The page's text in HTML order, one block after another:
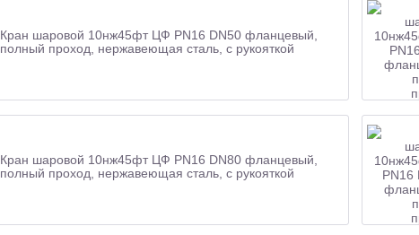
Кран шаровой 10нж45фт ЦФ PN16 DN50 фланцевый,
полный проход, нержавеющая сталь, с рукояткой
Кран шаровой 10нж45фт ЦФ PN16 DN80 фланцевый,
полный проход, нержавеющая сталь, с рукояткой